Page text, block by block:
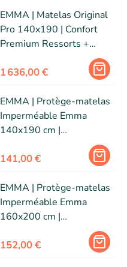
EMMA | Matelas Original
Pro 140x190 | Confort
Premium Ressorts +
Mémoire de Forme | 7
Zones | Edition 2025
1 636,00 €
EMMA | Protège-matelas
Imperméable Emma
140x190 cm |
Respirant | Doux et
141,00 €
EMMA | Protège-matelas
Imperméable Emma
160x200 cm |
Respirant | Doux et
152,00 €